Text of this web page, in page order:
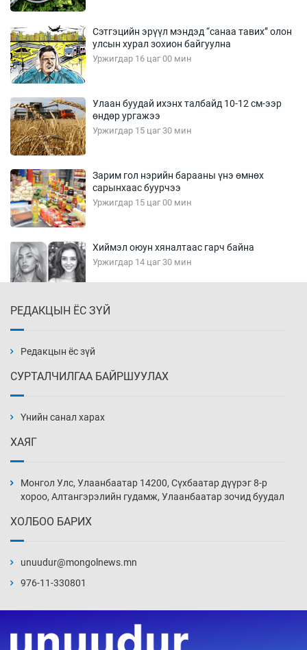
Сэтгэцийн эрүүл мэндэд “санаа тавих” олон
улсын хурал зохион байгуулна
Уржигдар 16 цаг 00 мин
Улаан буудай ихэнх талбайд 10-12 см-ээр
өндөр ургажээ
Уржигдар 15 цаг 30 мин
Зарим гол нэрийн барааны үнэ өмнөх
сарынхаас буурчээ
Уржигдар 15 цаг 00 мин
Хиймэл оюун хяналтаас гарч байна
Уржигдар 14 цаг 30 мин
Уржигдар 14 цаг 00 мин
нэмэгджээ
Уржигдар 13 цаг 30 мин
Уржигдар 13 цаг 00 мин
Уржигдар 12 цаг 30 мин
РЕДАКЦЫН ЁС ЗҮЙ
Редакцын ёс зүй
СУРТАЛЧИЛГАА БАЙРШУУЛАХ
Үнийн санал харах
ХАЯГ
Монгол Улс, Улаанбаатар 14200, Сүхбаатар дүүрэг 8-р
хороо, Алтангэрэлийн гудамж, Улаанбаатар зочид буудал
ХОЛБОО БАРИХ
unuudur@mongolnews.mn
976-11-330801